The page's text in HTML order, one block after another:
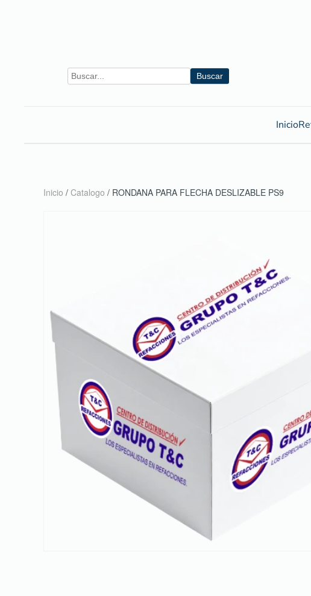
Buscar
Inicio
Inicio / Catalogo / RONDANA PARA FLECHA DESLIZABLE PS9